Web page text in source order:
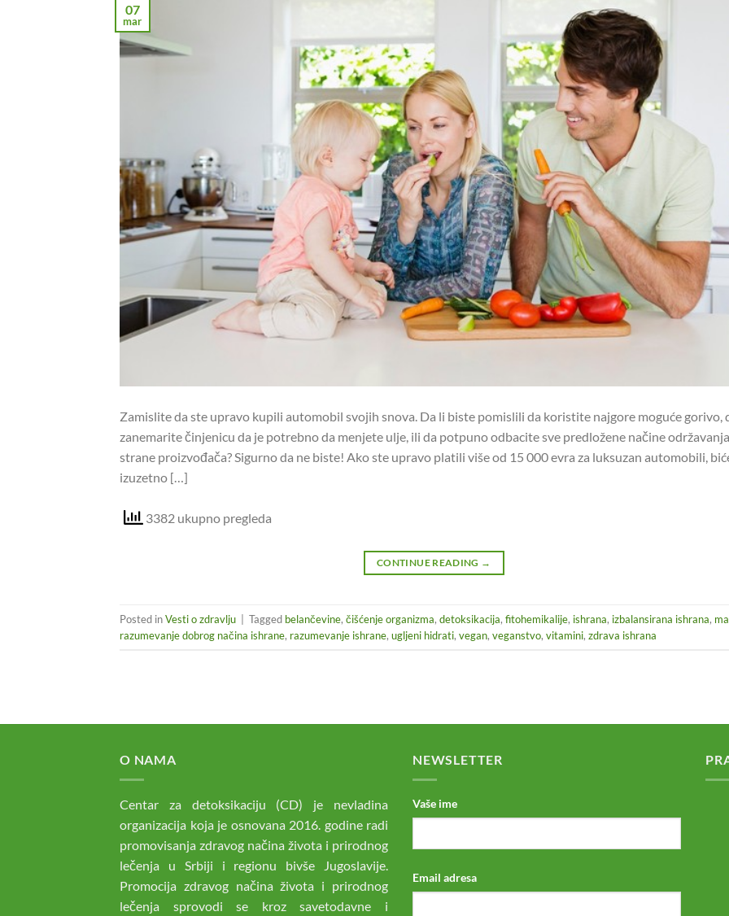
07
mar
Zamislite da ste upravo kupili automobil svojih snova. Da li biste pomislili da koristite najgore moguće gorivo,
zanemarite činjenicu da je potrebno da menjete ulje, ili da potpuno odbacite sve predložene načine
strane proizvođača? Sigurno da ne biste! Ako ste upravo platili više od 15 000 evra za luksuzan automobili,
izuzetno […]
3382 ukupno pregleda
CONTINUE READING →
Posted inVesti o zdravlju Tagged belančevine, čišćenje organizma, detoksikacija, fitohemikalije, ishrana, izbalansirana ishrana,
razumevanje dobrog načina ishrane, razumevanje ishrane, ugljeni hidrati, vegan, veganstvo, vitamini, zdrava ishrana
O NAMA
Centar za detoksikaciju (CD) je nevladina
organizacija koja je osnovana 2016. godine radi
promovisanja zdravog načina života i prirodnog
lečenja u Srbiji i regionu bivše Jugoslavije.
Promocija zdravog načina života i prirodnog
lečenja sprovodi se kroz savetodavne i
NEWSLETTER
Vaše ime
Email adresa